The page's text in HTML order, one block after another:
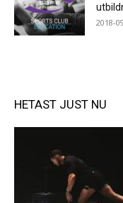
2018-
HETAST JUST NU